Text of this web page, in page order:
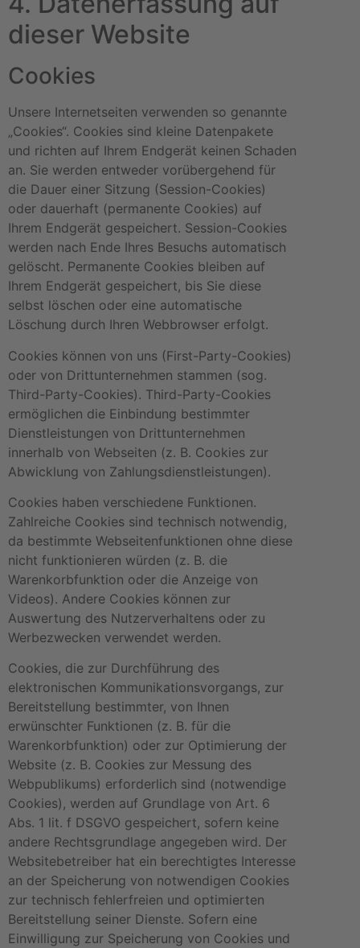
dieser Website
Cookies
Unsere Internetseiten verwenden so genannte
„Cookies“. Cookies sind kleine Datenpakete
und richten auf Ihrem Endgerät keinen Schaden
an. Sie werden entweder vorübergehend für
die Dauer einer Sitzung (Session-Cookies)
oder dauerhaft (permanente Cookies) auf
Ihrem Endgerät gespeichert. Session-Cookies
werden nach Ende Ihres Besuchs automatisch
gelöscht. Permanente Cookies bleiben auf
Ihrem Endgerät gespeichert, bis Sie diese
selbst löschen oder eine automatische
Löschung durch Ihren Webbrowser erfolgt.
Cookies können von uns (First-Party-Cookies)
oder von Drittunternehmen stammen (sog.
Third-Party-Cookies). Third-Party-Cookies
ermöglichen die Einbindung bestimmter
Dienstleistungen von Drittunternehmen
innerhalb von Webseiten (z. B. Cookies zur
Abwicklung von Zahlungsdienstleistungen).
Cookies haben verschiedene Funktionen.
Zahlreiche Cookies sind technisch notwendig,
da bestimmte Webseitenfunktionen ohne diese
nicht funktionieren würden (z. B. die
Warenkorbfunktion oder die Anzeige von
Videos). Andere Cookies können zur
Auswertung des Nutzerverhaltens oder zu
Werbezwecken verwendet werden.
Cookies, die zur Durchführung des
elektronischen Kommunikationsvorgangs, zur
Bereitstellung bestimmter, von Ihnen
erwünschter Funktionen (z. B. für die
Warenkorbfunktion) oder zur Optimierung der
Website (z. B. Cookies zur Messung des
Webpublikums) erforderlich sind (notwendige
Cookies), werden auf Grundlage von Art. 6
Abs. 1 lit. f DSGVO gespeichert, sofern keine
andere Rechtsgrundlage angegeben wird. Der
Websitebetreiber hat ein berechtigtes Interesse
an der Speicherung von notwendigen Cookies
zur technisch fehlerfreien und optimierten
Bereitstellung seiner Dienste. Sofern eine
Einwilligung zur Speicherung von Cookies und